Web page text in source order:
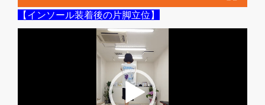
【インソール装着後の片脚立位】